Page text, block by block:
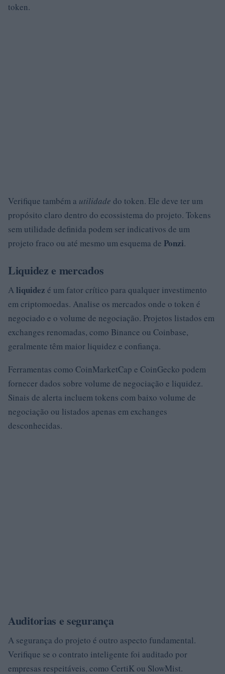
token.
Verifique também a utilidade do token. Ele deve ter um
propósito claro dentro do ecossistema do projeto. Tokens
sem utilidade definida podem ser indicativos de um
projeto fraco ou até mesmo um esquema de Ponzi.
Liquidez e mercados
Aliquidez é um fator crítico para qualquer investimento
em criptomoedas. Analise os mercados onde o token é
negociado e o volume de negociação. Projetos listados em
exchanges renomadas, como Binance ou Coinbase,
geralmente têm maior liquidez e confiança.
Ferramentas como CoinMarketCap e CoinGecko podem
fornecer dados sobre volume de negociação e liquidez.
Sinais de alerta incluem tokens com baixo volume de
negociação ou listados apenas em exchanges
desconhecidas.
Auditorias e segurança
A segurança do projeto é outro aspecto fundamental.
Verifique se o contrato inteligente foi auditado por
empresas respeitáveis, como CertiK ou SlowMist.